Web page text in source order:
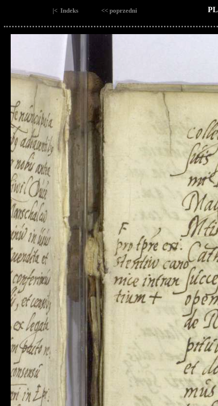
|< Indeks << poprzedni